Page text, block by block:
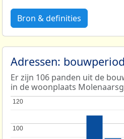
Bron & definities
Adressen:
Er zijn 106 panden uit de
in de woonplaats
100
100
120
120